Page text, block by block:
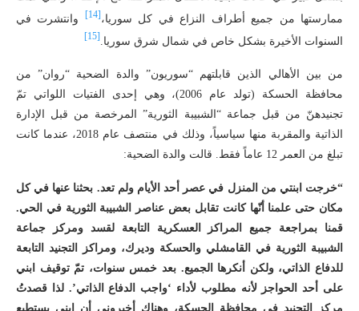
ممارستها من جميع أطراف النزاع في كل سوريا، [14]
وانتشرت في
السنوات الأخيرة بشكل خاص في شمال شرق سوريا.
من بين الأهالي الذين قابلتهم “سوريون” والدة الضحية “روان” من
محافظة الحسكة (تولد عام 2006)، وهي إحدى الفتيات اللواتي تمّ
تجنيدهنّ من قبل جماعة “الشبيبة الثورية” المرخصة من قبل الإدارة
الذاتية والمقربة منها سياسياً، وذلك في منتصف عام 2018، عندما كانت
تبلغ من العمر 12 عاماً فقط. قالت والدة الضحية:
“خرجت ابنتي من المنزل في عصر أحد الأيام ولم تعد. بحثنا عنها في كل
مكان حتى علمنا أنّها كانت تقابل بعض عناصر الشبيبة الثورية في الحي.
قمنا بمراجعة جميع المراكز العسكرية التابعة لقسد ومركز جماعة
الشبيبة الثورية في القامشلي والحسكة وديرك، ومراكز التجنيد التابعة
للدفاع الذاتي، ولكن أنكرها الجميع. بعد خمس سنوات، تمّ توقيف ابني
على أحد الحواجز لأنه مطلوب لأداء ‘واجب الدفاع الذاتي’. لذا قصدتُ
مركز التجنيد في محافظة الحسكة، وهناك أخبروني أن ابني يستطيع